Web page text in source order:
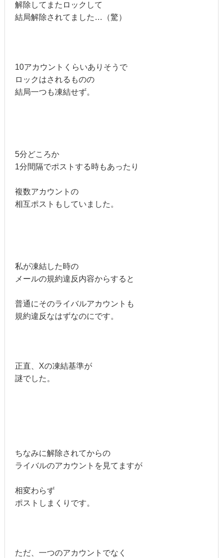
解除してまたロックして
結局解除されてました…（驚）
10アカウントくらいありそうで
ロックはされるものの
結局一つも凍結せず。
5分どころか
1分間隔でポストする時もあったり
複数アカウントの
相互ポストもしていました。
私が凍結した時の
メールの規約違反内容からすると
普通にそのライバルアカウントも
規約違反なはずなのにです。
正直、Xの凍結基準が
謎でした。
ちなみに解除されてからの
ライバルのアカウントを見てますが
相変わらず
ポストしまくりです。
ただ、一つのアカウントでなく